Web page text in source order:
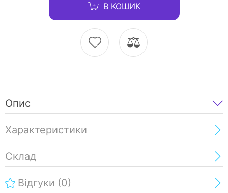
В КОШИК
Опис
Характеристики
Склад
Відгуки (0)